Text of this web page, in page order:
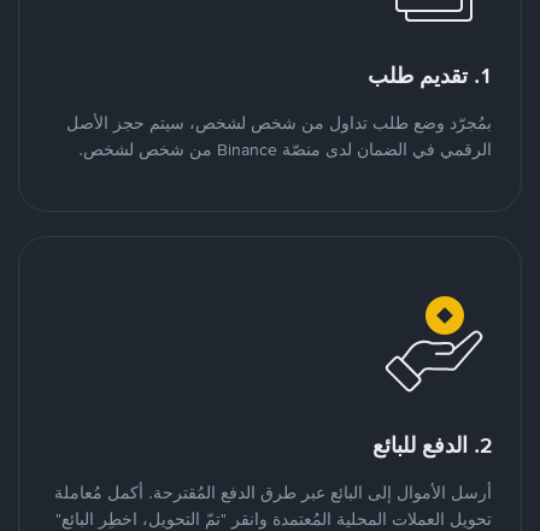
1. تقديم طلب
بمُجرّد وضع طلب تداول من شخص لشخص، سيتم حجز الأصل
الرقمي في الضمان لدى منصّة Binance من شخص لشخص.
2. الدفع للبائع
أرسل الأموال إلى البائع عبر طرق الدفع المُقترحة. أكمل مُعاملة
تحويل العملات المحلية المُعتمدة وانقر "تمّ التحويل، اخطِر البائع"